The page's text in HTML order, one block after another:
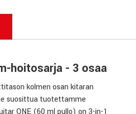
hoitosarja - 3 osaa
kolmen osan kitaran
suosittua tuotettamme
ONE (60 ml pullo) on 3-in-1